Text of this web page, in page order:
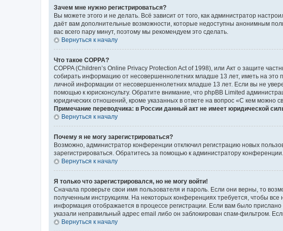
Зачем мне нужно регистрироваться?
Вы можете этого и не делать. Всё зависит от того, как администратор
даёт вам дополнительные возможности, которые недоступны анонимным
вас всего пару минут, поэтому мы рекомендуем это сделать.
Вернуться к началу
Что такое COPPA?
COPPA (Children’s Online Privacy Protection Act of 1998), или Акт о защите
собирать информацию от несовершеннолетних младше 13 лет, иметь на это
личной информации от несовершеннолетних младше 13 лет. Если вы не
помощью к юрисконсульту. Обратите внимание, что phpBB Limited
юридических отношений, кроме указанных в ответе на вопрос «С кем можно
Примечание переводчика: в России данный акт не имеет юридической
Вернуться к началу
Почему я не могу зарегистрироваться?
Возможно, администратор конференции отключил регистрацию новых
зарегистрироваться. Обратитесь за помощью к администратору конференции.
Вернуться к началу
Я только что зарегистрировался, но не могу войти!
Сначала проверьте свои имя пользователя и пароль. Если они верны, то
полученным инструкциям. На некоторых конференциях требуется, чтобы
информация отображается в процессе регистрации. Если вам было
указали неправильный адрес email либо он заблокирован спам-фильтром.
Вернуться к началу